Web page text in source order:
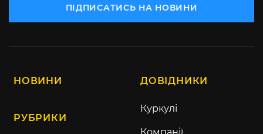
ПІДПИСАТИСЬ НА НОВИНИ
НОВИНИ
РУБРИКИ
ДОВІДНИКИ
Куркулі